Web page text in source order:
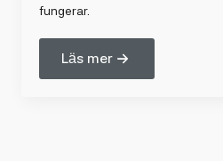
fungerar.
Läs mer